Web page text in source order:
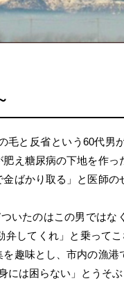
毛と反省という60代男
え糖尿病の下地を作
ばかり取る」と医師
いたのはこの男ではな
してくれ」と乗って
趣味とし、市内の漁港
は困らない」とうそぶ